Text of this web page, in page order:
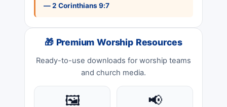
— 2 Corinthians 9:7
🎁 Premium Worship Resources
Ready-to-use downloads for worship teams
and church media.
🖼️ 📢